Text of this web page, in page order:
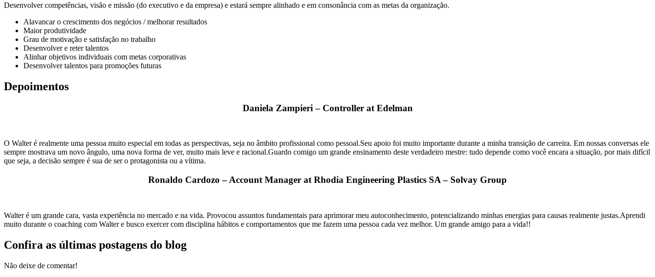
Desenvolver competências, visão e missão (do executivo e da empresa) e estará sempre alinhado e em consonância com as metas da organização.
Alavancar o crescimento dos negócios / melhorar resultados
Maior produtividade
Grau de motivação e satisfação no trabalho
Desenvolver e reter talentos
Alinhar objetivos individuais com metas corporativas
Desenvolver talentos para promoções futuras
Depoimentos
Daniela Zampieri – Controller at Edelman
O Walter é realmente uma pessoa muito especial em todas as perspectivas, seja no âmbito profissional como pessoal.Seu apoio foi muito importante durante a minha transição de carreira. Em nossas conversas ele
sempre mostrava um novo ângulo, uma nova forma de ver, muito mais leve e racional.Guardo comigo um grande ensinamento deste verdadeiro mestre: tudo depende como você encara a situação, por mais difícil
que seja, a decisão sempre é sua de ser o protagonista ou a vítima.
Ronaldo Cardozo – Account Manager at Rhodia Engineering Plastics SA – Solvay Group
Walter é um grande cara, vasta experiência no mercado e na vida. Provocou assuntos fundamentais para aprimorar meu autoconhecimento, potencializando minhas energias para causas realmente justas.Aprendi
muito durante o coaching com Walter e busco exercer com disciplina hábitos e comportamentos que me fazem uma pessoa cada vez melhor. Um grande amigo para a vida!!
Confira as últimas postagens do blog
Não deixe de comentar!